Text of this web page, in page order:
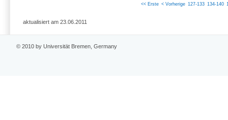
<< Erste < Vorherige 127-133 134-140
aktualisiert am 23.06.2011
© 2010 by Universität Bremen, Germany